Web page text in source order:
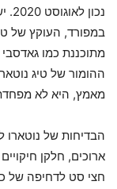
במפורד, העוקץ של
מתוכננת כמו
ההומור של טיג
מאמץ, היא לא
הבדיחות של נוטארו
ארוכים, חלקן
חצי סט לדחיפה של